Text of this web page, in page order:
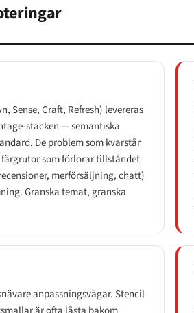
Sense, Craft, Refresh) levereras
stacken — semantiska
De problem som kvarstår
som förlorar tillståndet
merförsäljning, chatt)
Granska temat, granska
anpassningsvägar. Stencil